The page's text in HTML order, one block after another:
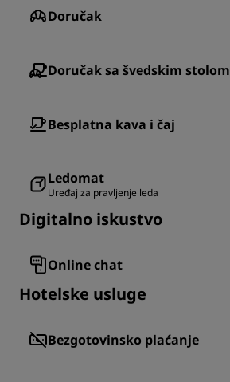
Doručak
Doručak sa švedskim stolom
Besplatna kava i čaj
Ledomat
Uređaj za pravljenje leda
Digitalno iskustvo
Online chat
Hotelske usluge
Bezgotovinsko plaćanje